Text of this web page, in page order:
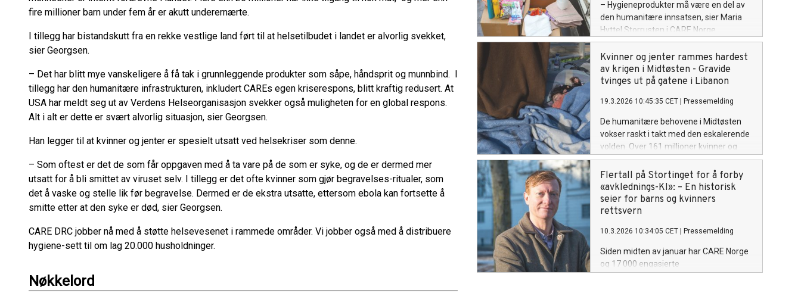
fire millioner barn under fem år er akutt underernærte.
I tillegg har bistandskutt fra en rekke vestlige land ført til at helsetilbudet i landet er alvorlig svekket,
sier Georgsen.
– Det har blitt mye vanskeligere å få tak i grunnleggende produkter som såpe, håndsprit og munnbind. I
tillegg har den humanitære infrastrukturen, inkludert CAREs egen kriserespons, blitt kraftig redusert. At
USA har meldt seg ut av Verdens Helseorganisasjon svekker også muligheten for en global respons.
Alt i alt er dette er svært alvorlig situasjon, sier Georgsen.
Han legger til at kvinner og jenter er spesielt utsatt ved helsekriser som denne.
– Som oftest er det de som får oppgaven med å ta vare på de som er syke, og de er dermed mer
utsatt for å bli smittet av viruset selv. I tillegg er det ofte kvinner som gjør begravelses-ritualer, som
det å vaske og stelle lik før begravelse. Dermed er de ekstra utsatte, ettersom ebola kan fortsette å
smitte etter at den syke er død, sier Georgsen.
CARE DRC jobber nå med å støtte helsevesenet i rammede områder. Vi jobber også med å distribuere
hygiene-sett til om lag 20.000 husholdninger.
Nøkkelord
– Hygieneprodukter må være en del av
den humanitære innsatsen, sier Maria
Hyttel Storrusten i CARE Norge.
Kvinner og jenter rammes hardest
av krigen i Midtøsten - Gravide
tvinges ut på gatene i Libanon
19.3.2026 10:45:35 CET Pressemelding
De humanitære behovene i Midtøsten
vokser raskt i takt med den eskalerende
volden. Over 161 millioner kvinner og
jenter, inkludert 1,6 millioner gravide,
lever nå under overhengende fare i
konfliktrammede land, advarer
CARE Norge.
Flertall på Stortinget for å forby
«avklednings-KI»: – En historisk
seier for barns og kvinners
rettsvern
10.3.2026 10:34:05 CET Pressemelding
Siden midten av januar har CARE Norge
og 17 000 engasjerte